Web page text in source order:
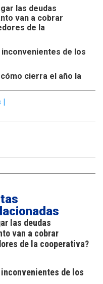
las deudas
van a cobrar
de la
de los
cierra el año la
las deudas
van a cobrar
de la cooperativa?
de los